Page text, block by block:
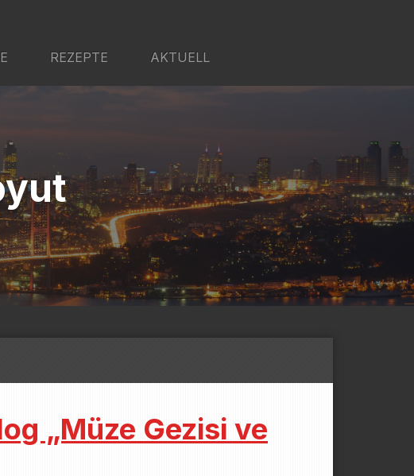
REZEPTE AKTUELL
„Müze Gezisi ve